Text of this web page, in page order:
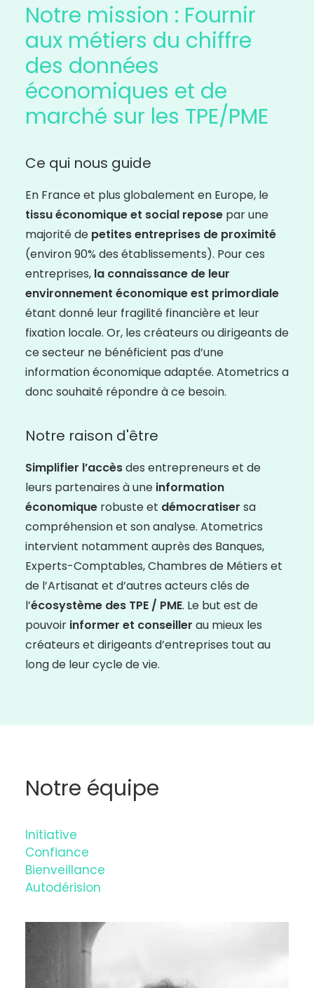
Notre mission : Fournir
aux métiers du chiffre
des données
économiques et de
marché sur les TPE/PME
Ce qui nous guide
En France et plus globalement en Europe, le
tissu économique et social repose par une
majorité de petites entreprises de proximité
(environ 90% des établissements). Pour ces
entreprises, la connaissance de leur
environnement économique est primordiale
étant donné leur fragilité financière et leur
fixation locale. Or, les créateurs ou dirigeants de
ce secteur ne bénéficient pas d’une
information économique adaptée. Atometrics a
donc souhaité répondre à ce besoin.
Notre raison d'être
Simplifier l’accèsdes entrepreneurs et de
leurs partenaires à une information
économique robuste et démocratiser sa
compréhension et son analyse. Atometrics
intervient notamment auprès des Banques,
Experts-Comptables, Chambres de Métiers et
de l’Artisanat et d’autres acteurs clés de
l’écosystème des TPE / PME. Le but est de
pouvoir informer et conseiller au mieux les
créateurs et dirigeants d’entreprises tout au
long de leur cycle de vie.
Notre équipe
Initiative
Confiance
Bienveillance
Autodérision